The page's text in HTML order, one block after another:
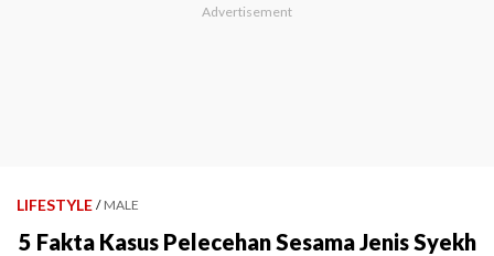
LIFESTYLE / MALE
5 Fakta Kasus Pelecehan Sesama Jenis Syekh